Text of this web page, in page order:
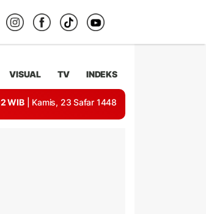
VISUAL TV INDEKS
WIB | Kamis, 23 Safar 1448